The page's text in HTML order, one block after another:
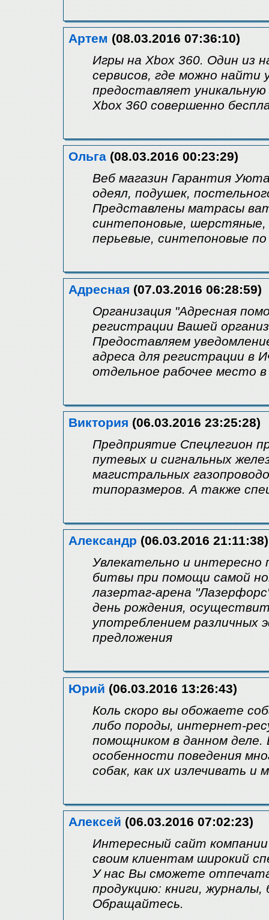
Артем (08.03.2016 07:36:10)
Игры на Xbox 360. Один из
сервисов, где можно найти
предоставляет
Xbox 360 совершенно
Ольга (08.03.2016 00:23:29)
Веб магазин Гарантия
одеял, подушек,
Представлены матрасы
синтепоновые, шерстяные,
перьевые, синтепоновые
Адресная (07.03.2016 06:28:59)
Организация "Адресная
регистрации Вашей
Предоставляем
адреса для регистрации в
отдельное рабочее место
Виктория (06.03.2016 23:25:28)
Предприятие Спецлегион
путевых и сигнальных
магистральных
типоразмеров. А также
Александр (06.03.2016 21:11:38)
Увлекательно и интересно
битвы при помощи самой
лазертаг-арена
день рождения,
употреблением
предложения
Юрий (06.03.2016 13:26:43)
Коль скоро вы обожаете
либо породы, интернет-
помощником в данном деле.
особенности поведения
собак, как их излечивать и
Алексей (06.03.2016 07:02:23)
Интересный сайт
своим клиентам широкий
У нас Вы сможете
продукцию: книги,
Обращайтесь.